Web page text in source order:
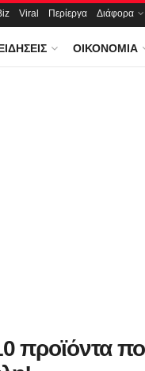
Viral Περίεργα Διάφορα
ΟΙΚΟΝΟΜΊΑ
προϊόντα